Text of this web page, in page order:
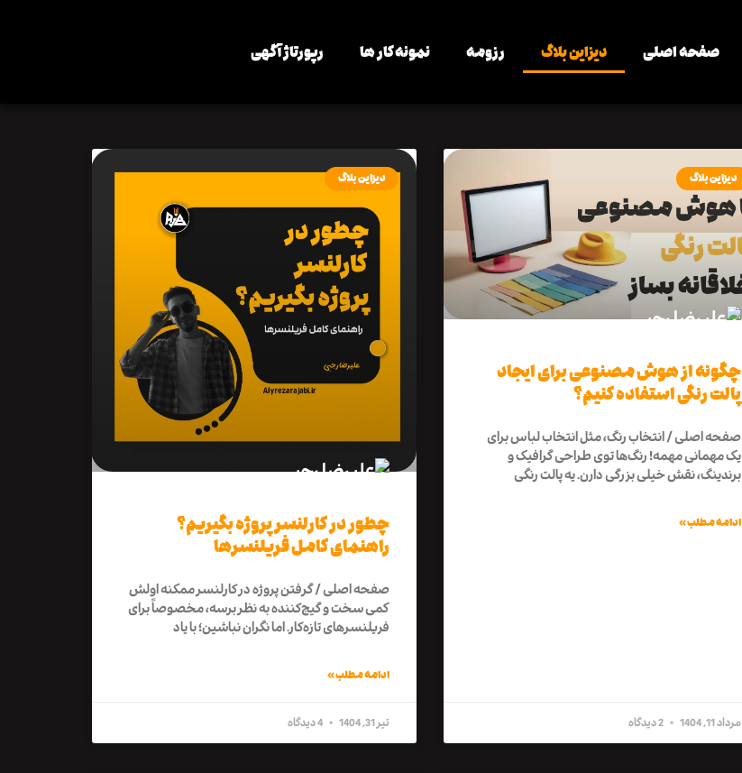
صفحه اصلی دیزاین بلاگ رزومه نمونه کار ها رپورتاژ آگهی
دیزاین بلاگ
چگونه از هوش مصنوعی برای ایجاد
پالت رنگی استفاده کنیم؟
صفحه اصلی / انتخاب رنگ، مثل انتخاب لباس برای
یک مهمانی مهمه! رنگ‌ها توی طراحی گرافیک و
برندینگ، نقش خیلی بزرگی دارن. یه پالت رنگی
ادامه مطلب »
مرداد 11, 1404
دیزاین بلاگ
چطور در کارلنسر پروژه بگیریم؟
راهنمای کامل فریلنسرها
صفحه اصلی / گرفتن پروژه در کارلنسر ممکنه اولش
کمی سخت و گیج‌کننده به نظر برسه، مخصوصاً برای
فریلنسرهای تازه‌کار. اما نگران نباشین؛ با یاد
ادامه مطلب »
تیر 31, 1404 4 دیدگاه